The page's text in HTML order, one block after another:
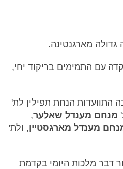
מארגנטינה.
עם התמימים בריקוד יחי,
התוועדות הנחת תפילין לת'
מנחם מענדל שאלער,
מענדל מארגסטיין, ולת'
דבר מלכות היומי בקדמת